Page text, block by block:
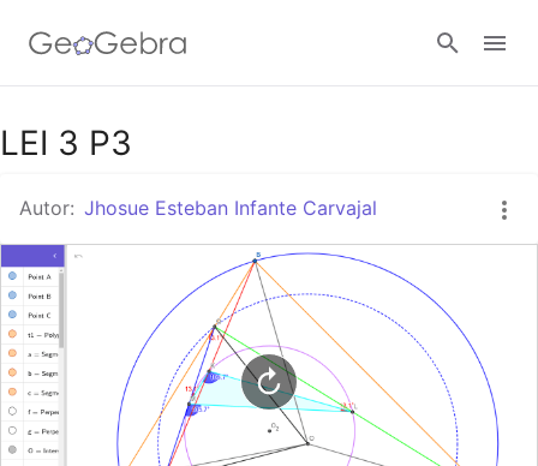
Google Classroom
GeoGebra Classroom
Abrir sesión
LEI 3 P3
Autor: Jhosue Esteban Infante Carvajal